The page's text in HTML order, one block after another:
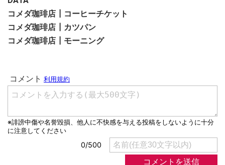
コメダ珈琲店┃コーヒーチケット
コメダ珈琲店┃カツパン
コメダ珈琲店┃モーニング